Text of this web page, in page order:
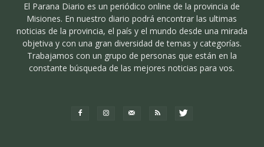
El Parana Diario es un periódico online de la provincia de
Misiones. En nuestro diario podrá encontrar las ultimas
noticias de la provincia, el país y el mundo desde una mirada
objetiva y con una gran diversidad de temas y categorías.
Trabajamos con un grupo de personas que están en la
constante búsqueda de las mejores noticias para vos.